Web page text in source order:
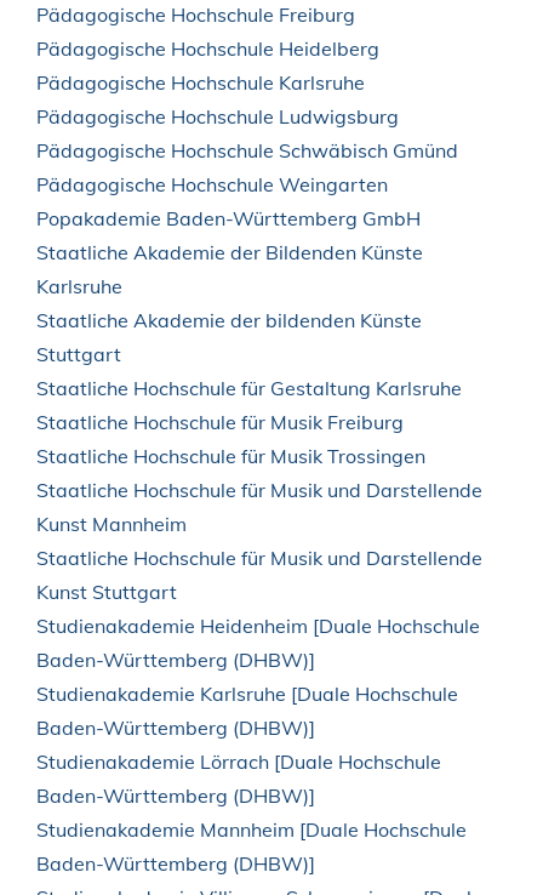
Pädagogische Hochschule Freiburg
Pädagogische Hochschule Heidelberg
Pädagogische Hochschule Karlsruhe
Pädagogische Hochschule Ludwigsburg
Pädagogische Hochschule Schwäbisch Gmünd
Pädagogische Hochschule Weingarten
Popakademie Baden-Württemberg GmbH
Staatliche Akademie der Bildenden Künste
Karlsruhe
Staatliche Akademie der bildenden Künste
Stuttgart
Staatliche Hochschule für Gestaltung Karlsruhe
Staatliche Hochschule für Musik Freiburg
Staatliche Hochschule für Musik Trossingen
Staatliche Hochschule für Musik und Darstellende
Kunst Mannheim
Staatliche Hochschule für Musik und Darstellende
Kunst Stuttgart
Studienakademie Heidenheim [Duale Hochschule
Baden-Württemberg (DHBW)]
Studienakademie Karlsruhe [Duale Hochschule
Baden-Württemberg (DHBW)]
Studienakademie Lörrach [Duale Hochschule
Baden-Württemberg (DHBW)]
Studienakademie Mannheim [Duale Hochschule
Baden-Württemberg (DHBW)]